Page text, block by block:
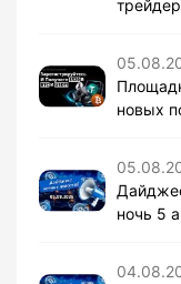
новых
ночь 5